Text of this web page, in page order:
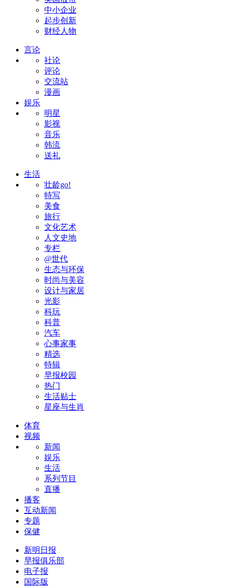
中小企业
起步创新
财经人物
言论
社论
评论
交流站
漫画
娱乐
明星
影视
音乐
韩流
送礼
生活
壮龄go!
特写
美食
旅行
文化艺术
人文史地
专栏
@世代
生态与环保
时尚与美容
设计与家居
光影
科玩
科普
汽车
心事家事
精选
特辑
早报校园
热门
生活贴士
星座与生肖
体育
视频
新闻
娱乐
生活
系列节目
直播
播客
互动新闻
专题
保健
新明日报
早报俱乐部
电子报
国际版